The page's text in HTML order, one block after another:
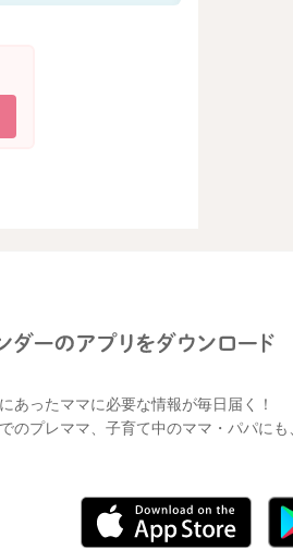
あったママに必要な情報が毎日届く！
のプレママ、子育て中のママ・パパに